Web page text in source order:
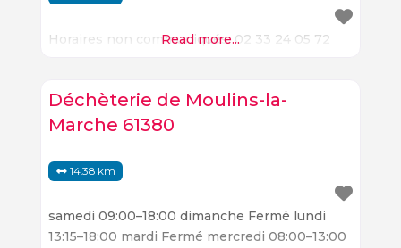
Horaires non communiqués. 02 33 24 05 72
Read more...
Déchèterie de Moulins-la-
Marche 61380
14.38 km
samedi 09:00–18:00 dimanche Fermé lundi
13:15–18:00 mardi Fermé mercredi 08:00–13:00